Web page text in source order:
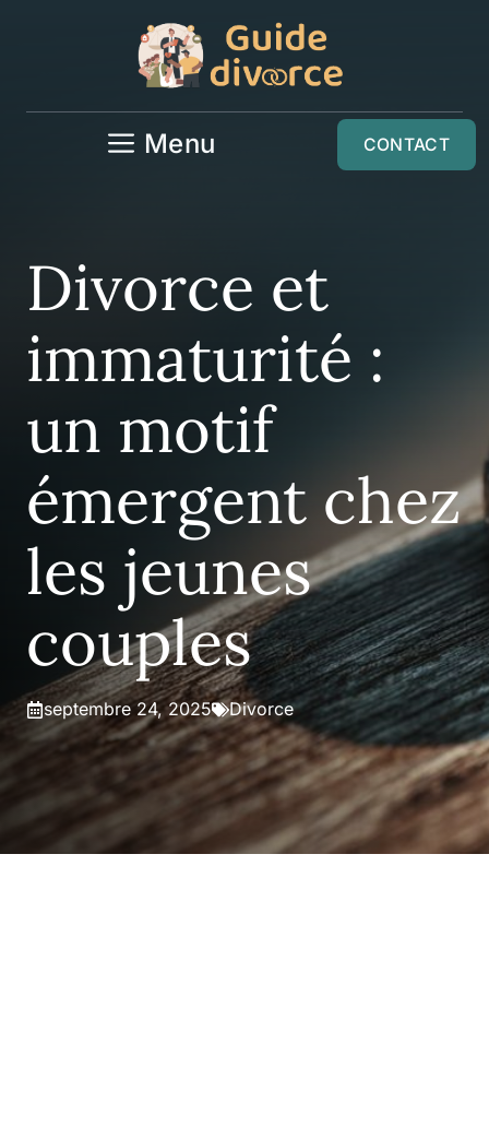
Menu CONTACT
Divorce et
immaturité :
un motif
émergent chez
les jeunes
couples
septembre 24, 2025 Divorce